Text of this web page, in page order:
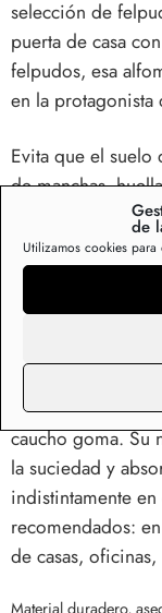
de
Utilizamos cookies
selección de
puerta de casa
felpudos, esa
en la protagonista
Evita que el suelo
de manchas,
nuestros felpudo
limpias, uso
absorbe la
natural fijado a
exterior, terrazas,
Está fabricado
caucho goma. Su
la suciedad y
indistintamente
recomendados:
de casas,
Material duradero,